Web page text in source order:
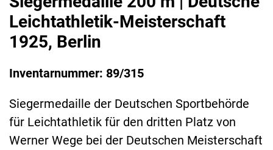
Leichtathletik-Meisterschaft
1925, Berlin
Inventarnummer: 89/315
Siegermedaille der Deutschen Sportbehörde
für Leichtathletik für den dritten Platz von
Werner Wege bei der Deutschen Meisterschaft